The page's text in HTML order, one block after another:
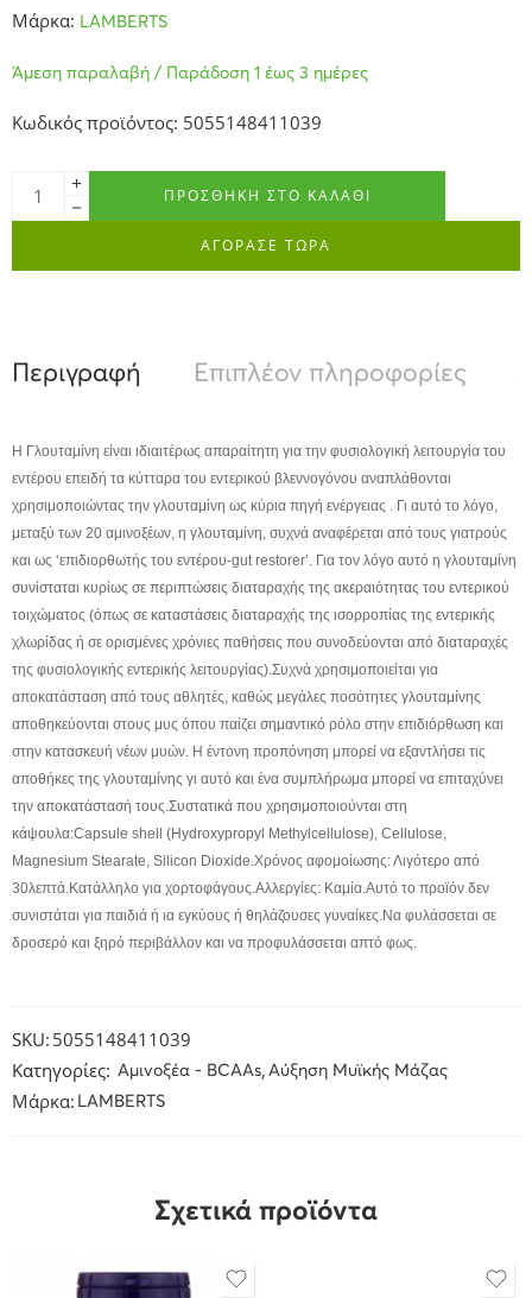
Μάρκα: LAMBERTS
Άμεση παραλαβή / Παράδοση 1 έως 3 ημέρες
Κωδικός προϊόντος: 5055148411039
ΠΡΟΣΘΉΚΗ ΣΤΟ ΚΑΛΆΘΙ
ΑΓΟΡΑΣΕ ΤΩΡΑ
Περιγραφή Επιπλέον πληροφορίες
Η Γλουταμίνη είναι ιδιαιτέρως απαραίτητη για την φυσιολογική λειτουργία του
εντέρου επειδή τα κύτταρα του εντερικού βλεννογόνου αναπλάθονται
χρησιμοποιώντας την γλουταμίνη ως κύρια πηγή ενέργειας . Γι αυτό το λόγο,
μεταξύ των 20 αμινοξέων, η γλουταμίνη, συχνά αναφέρεται από τους γιατρούς
και ως ‘επιδιορθωτής του εντέρου-gut restorer’. Για τον λόγο αυτό η γλουταμίνη
συνίσταται κυρίως σε περιπτώσεις διαταραχής της ακεραιότητας του εντερικού
τοιχώματος (όπως σε καταστάσεις διαταραχής της ισορροπίας της εντερικής
χλωρίδας ή σε ορισμένες χρόνιες παθήσεις που συνοδεύονται από διαταραχές
της φυσιολογικής εντερικής λειτουργίας).Συχνά χρησιμοποιείται για
αποκατάσταση από τους αθλητές, καθώς μεγάλες ποσότητες γλουταμίνης
αποθηκεύονται στους μυς όπου παίζει σημαντικό ρόλο στην επιδιόρθωση και
στην κατασκευή νέων μυών. Η έντονη προπόνηση μπορεί να εξαντλήσει τις
αποθήκες της γλουταμίνης γι αυτό και ένα συμπλήρωμα μπορεί να επιταχύνει
την αποκατάστασή τους.Συστατικά που χρησιμοποιούνται στη
κάψουλα:Capsule shell (Hydroxypropyl Methylcellulose), Cellulose,
Magnesium Stearate, Silicon Dioxide.Χρόνος αφομοίωσης: Λιγότερο από
30λεπτά.Κατάλληλο για χορτοφάγους.Αλλεργίες: Καμία.Αυτό το προϊόν δεν
συνιστάται για παιδιά ή ια εγκύους ή θηλάζουσες γυναίκες.Να φυλάσσεται σε
δροσερό και ξηρό περιβάλλον και να προφυλάσσεται απτό φως.
SKU: 5055148411039
Κατηγορίες: Αμινοξέα - BCAAs, Αύξηση Μυϊκής Μάζας
Μάρκα: LAMBERTS
Σχετικά προϊόντα